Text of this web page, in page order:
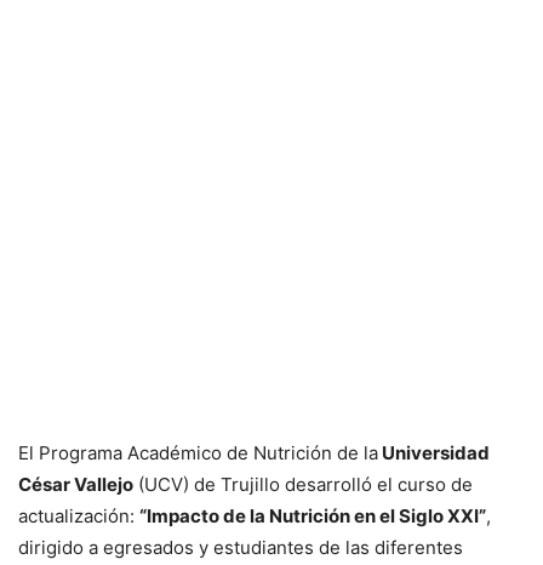
El Programa Académico de Nutrición de la Universidad
César Vallejo (UCV) de Trujillo desarrolló el curso de
actualización: “Impacto de la Nutrición en el Siglo XXI”,
dirigido a egresados y estudiantes de las diferentes